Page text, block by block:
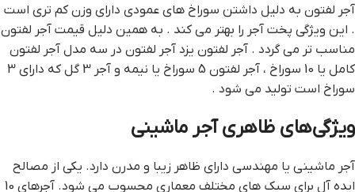
آجر لفتون به دلیل داشتن سوراخ های عمودی دارای وزن کم تری است
. این ویژگی پخت آجر را بهتر می کند . به همین دلیل قیمت آجر لفتون
مناسب تر می گردد . آجر لفتون یزد آجر لفتون در سه مدل آجر لفتون
کامل یا 10 سوراخ ، آجر لفتون 5 سوراخ یا نیمه و آجر 3 گل که دارای 3
سوراخ است تولید می شود .
ویژگی‌های ظاهری آجر ماشینی
آجر ماشینی یا مهندسی دارای ظاهر زیبا و مدرن دارد. یکی از مصالح
ایده آل برای سبک های مختلف معماری محسوب می شود. آجرهای 10